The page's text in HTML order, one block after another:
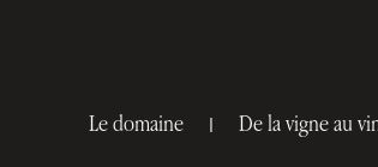
Le domaine De la vigne au